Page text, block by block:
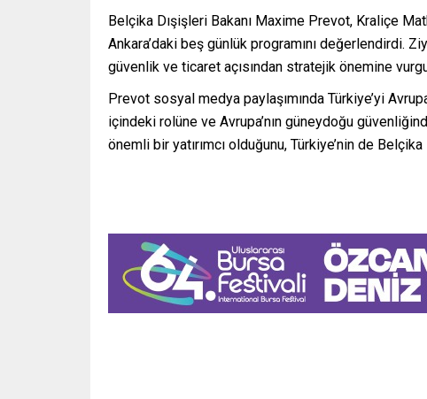
Belçika Dışişleri Bakanı Maxime Prevot, Kraliçe
Ankara’daki beş günlük programını değerlendirdi.
güvenlik ve ticaret açısından stratejik önemine
Prevot sosyal medya paylaşımında Türkiye’yi
içindeki rolüne ve Avrupa’nın güneydoğu
önemli bir yatırımcı olduğunu, Türkiye’nin de